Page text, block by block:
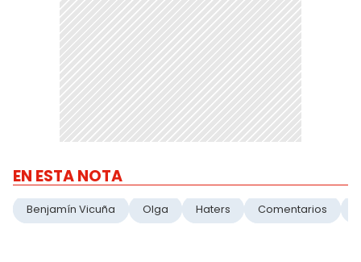
EN ESTA NOTA
Benjamín Vicuña Olga Haters Comentarios